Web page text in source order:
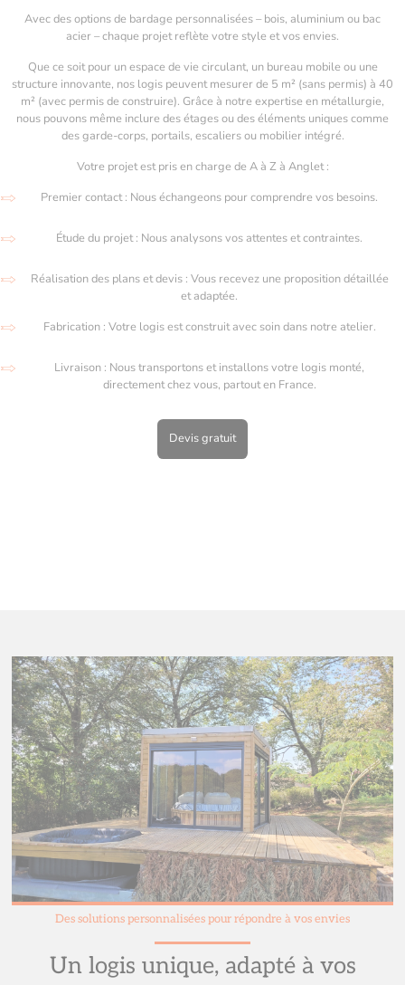
Avec des options de bardage personnalisées – bois, aluminium ou bac
acier – chaque projet reflète votre style et vos envies.
Que ce soit pour un espace de vie circulant, un bureau mobile ou une
structure innovante, nos logis peuvent mesurer de 5 m² (sans permis) à 40
m² (avec permis de construire). Grâce à notre expertise en métallurgie,
nous pouvons même inclure des étages ou des éléments uniques comme
des garde-corps, portails, escaliers ou mobilier intégré.
Votre projet est pris en charge de A à Z à Anglet :
Premier contact : Nous échangeons pour comprendre vos besoins.
Étude du projet : Nous analysons vos attentes et contraintes.
Réalisation des plans et devis : Vous recevez une proposition détaillée
et adaptée.
Fabrication : Votre logis est construit avec soin dans notre atelier.
Livraison : Nous transportons et installons votre logis monté,
directement chez vous, partout en France.
Devis gratuit
Des solutions personnalisées pour répondre à vos envies
Un logis unique, adapté à vos